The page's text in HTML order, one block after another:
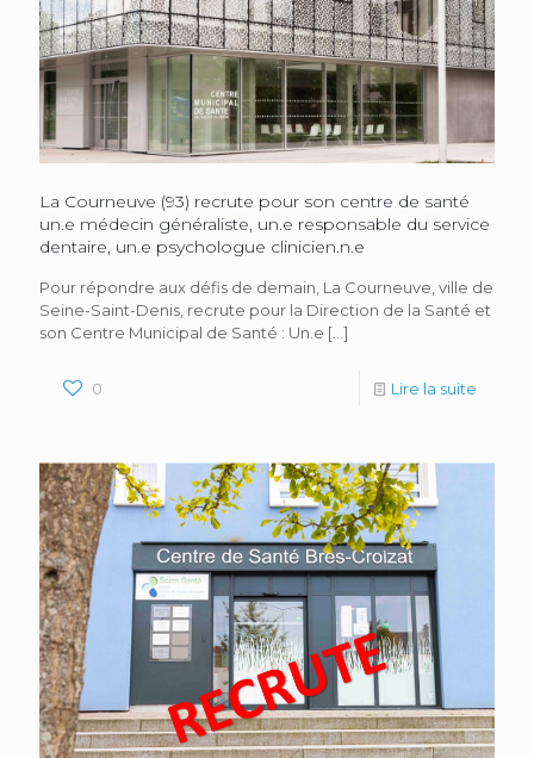
La Courneuve (93) recrute pour son centre de santé
un.e médecin généraliste, un.e responsable du service
dentaire, un.e psychologue clinicien.n.e
Pour répondre aux défis de demain, La Courneuve, ville de
Seine-Saint-Denis, recrute pour la Direction de la Santé et
son Centre Municipal de Santé : Un.e […]
0 Lire la suite